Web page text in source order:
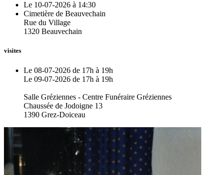
Le 10-07-2026 à 14:30
Cimetière de Beauvechain
Rue du Village
1320 Beauvechain
visites
Le 08-07-2026 de 17h à 19h
Le 09-07-2026 de 17h à 19h
Salle Gréziennes - Centre Funéraire Gréziennes
Chaussée de Jodoigne 13
1390 Grez-Doiceau